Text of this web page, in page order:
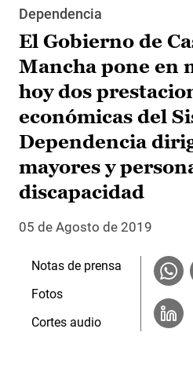
Dependencia
El Gobierno de
Mancha pone en
hoy dos
económicas del
Dependencia
mayores y
discapacidad
05 de Agosto de 2019
Notas de prensa
Fotos
Cortes audio